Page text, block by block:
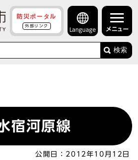
防災ポータル
外部リンク
Language メニュー
検索
宿河原線
公開日： 2012年10月12日